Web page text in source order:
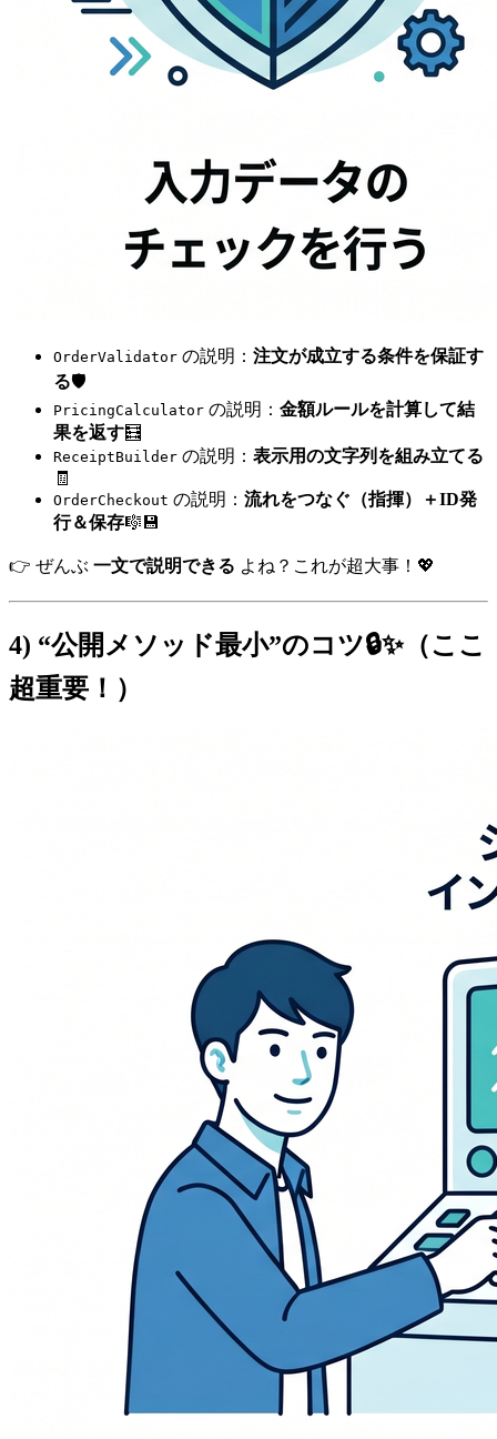
OrderValidator の説明： 注文が成立する条件を保証す
る🛡️
PricingCalculator の説明： 金額ルールを計算して結
果を返す🧮
ReceiptBuilder の説明： 表示用の文字列を組み立てる
🧾
OrderCheckout の説明： 流れをつなぐ（指揮）＋ID発
行＆保存🎼💾
👉 ぜんぶ 一文で説明できる よね？これが超大事！💖
4) “公開メソッド最小”のコツ🔒✨（ここ
超重要！）